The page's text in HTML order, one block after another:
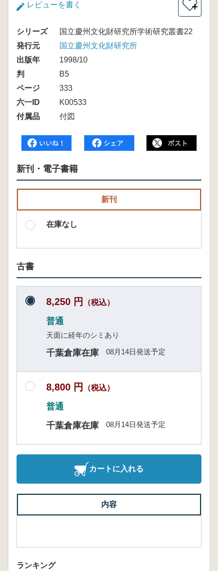
レビューを書く ＋
シリーズ
国立慶州文化財研究所学術研究叢書22
発行元
国立慶州文化財研究所
出版年
1998/10
判
B5
ページ
333
六一ID
K00533
付属品
付図
新刊・電子書籍
新刊
在庫なし
古書
8,250 円 （税込）
普通
天面に経年のシミあり
千葉倉庫在庫 08月14日発送予定
8,800 円 （税込）
普通
千葉倉庫在庫
08月14日発送予定
カートに入れる
内容
ランキング